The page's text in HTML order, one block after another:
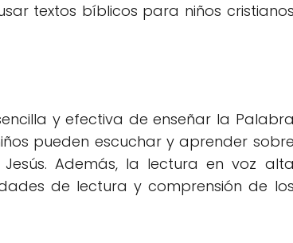
textos bíblicos para niños cristianos
y efectiva de enseñar la Palabra
pueden escuchar y aprender sobre
Además, la lectura en voz alta
de lectura y comprensión de los